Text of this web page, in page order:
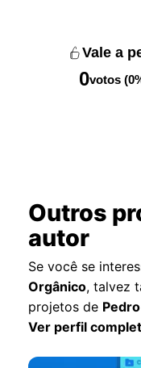
Vale a
0votos
Outros
autor
Se você se
Orgânico, talvez
projetos de
Ver perfil